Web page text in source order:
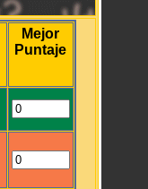
Mejor
Puntaje